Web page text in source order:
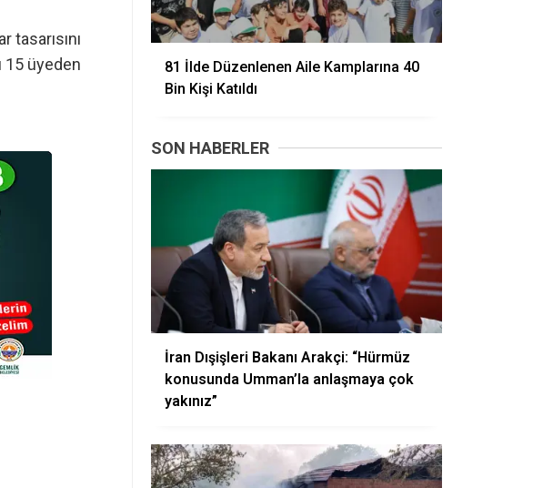
tasarısını
15 üyeden
81 İlde Düzenlenen Aile Kamplarına 40
Bin Kişi Katıldı
SON HABERLER
İran Dışişleri Bakanı Arakçi: “Hürmüz
konusunda Umman’la anlaşmaya çok
yakınız”